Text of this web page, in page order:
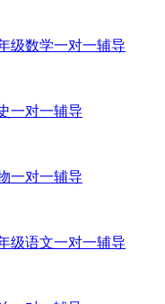
级数学一对一辅导
一对一辅导
一对一辅导
级语文一对一辅导